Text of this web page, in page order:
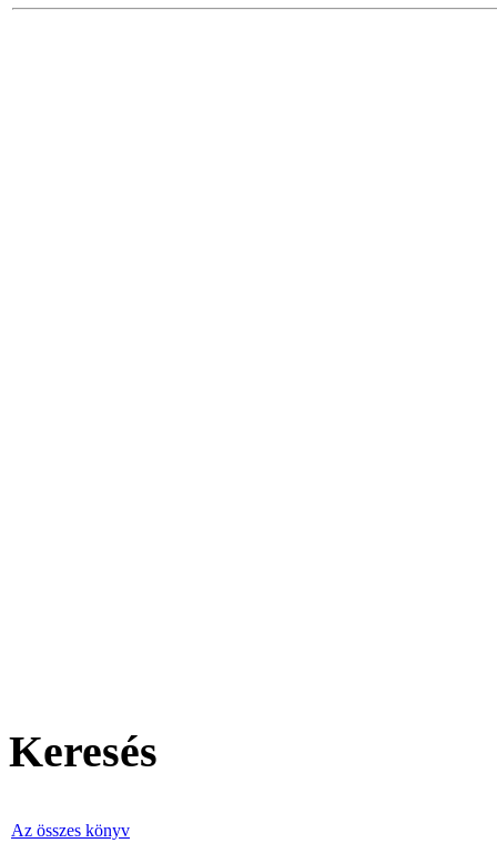
Keresés
Az összes könyv